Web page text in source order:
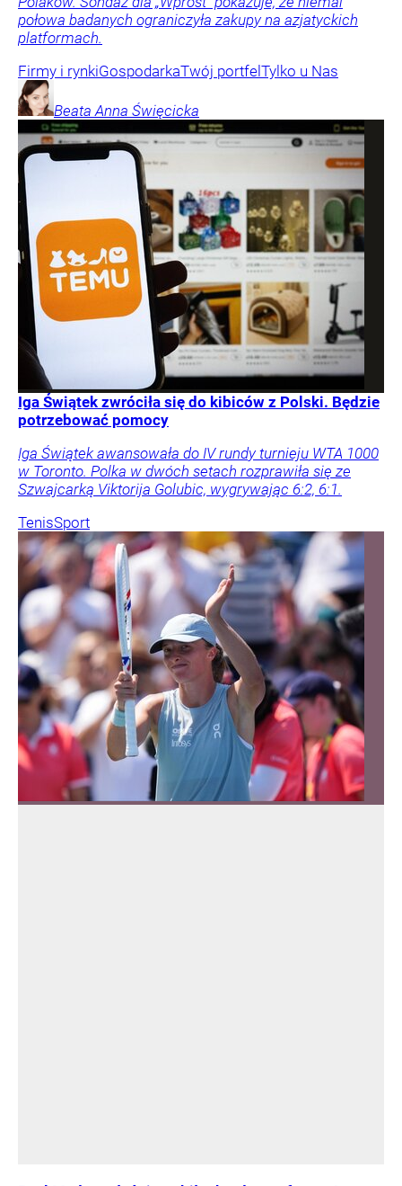
połowa badanych ograniczyła zakupy na azjatyckich
platformach.
Firmy i rynkiGospodarkaTwój portfelTylko u Nas
Beata Anna Święcicka
Iga Świątek zwróciła się do kibiców z Polski. Będzie
potrzebować pomocy
Iga Świątek awansowała do IV rundy turnieju WTA 1000
w Toronto. Polka w dwóch setach rozprawiła się ze
Szwajcarką Viktorija Golubic, wygrywając 6:2, 6:1.
TenisSport